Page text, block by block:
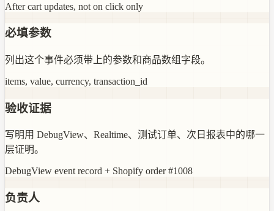
After cart updates, not on click only
必填参数
列出这个事件必须带上的参数和商品数组字段。
items, value, currency, transaction_id
验收证据
写明用 DebugView、Realtime、测试订单、次日报表中的哪一
层证明。
DebugView event record + Shopify order #1008
负责人